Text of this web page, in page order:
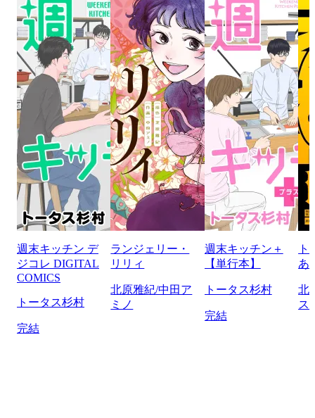
週末キッチン デ
ジコレ DIGITAL
COMICS
トータス杉村
完結
ランジェリー・
リリィ
北原雅紀/中田ア
ミノ
週末キッチン＋
【単行本】
トータス杉村
完結
ト
あ
北
ス